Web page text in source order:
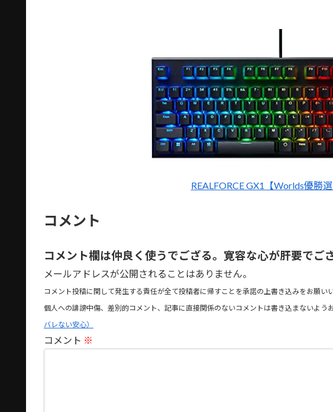
REALFORCE GX1【Worlds優勝選
コメント
コメント欄は仲良く使うでござる。寛容な心が肝要でござ
メールアドレスが公開されることはありません。
コメント投稿に関して発生する責任が全て投稿者に帰すことを承諾の上書き込みをお願い
個人への誹謗中傷、差別的コメント、記事に直接関係のないコメントは書き込まないよう
バレない安心）
コメント ※